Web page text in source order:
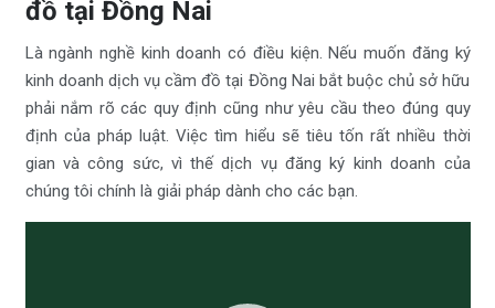
đồ tại Đồng Nai
Là ngành nghề kinh doanh có điều kiện. Nếu muốn đăng ký
kinh doanh dịch vụ cầm đồ tại Đồng Nai bắt buộc chủ sở hữu
phải nắm rõ các quy định cũng như yêu cầu theo đúng quy
định của pháp luật. Việc tìm hiểu sẽ tiêu tốn rất nhiều thời
gian và công sức, vì thế dịch vụ đăng ký kinh doanh của
chúng tôi chính là giải pháp dành cho các bạn.